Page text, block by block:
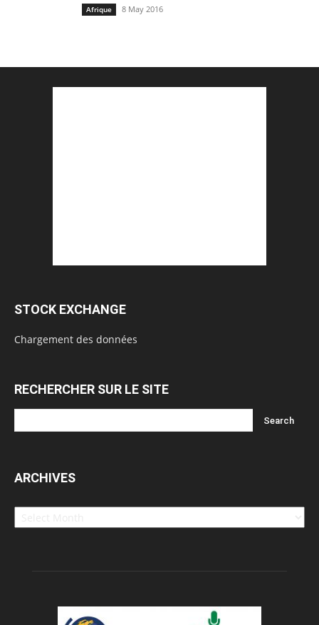
Afrique 8 May 2016
STOCK EXCHANGE
Chargement des données
RECHERCHER SUR LE SITE
ARCHIVES
Archives